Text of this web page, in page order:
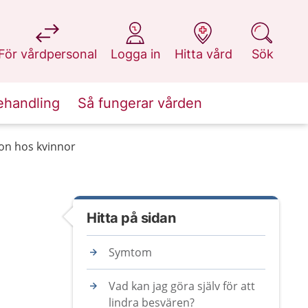
vårdpersonal
på 1177.se
Logga in
på 1177.se
Hitta vård
på 1177.se
Sök
på 1177.se
Så fungerar vården
hos kvinnor
Hitta på sidan
Symtom
Vad kan jag göra själv för att
lindra besvären?